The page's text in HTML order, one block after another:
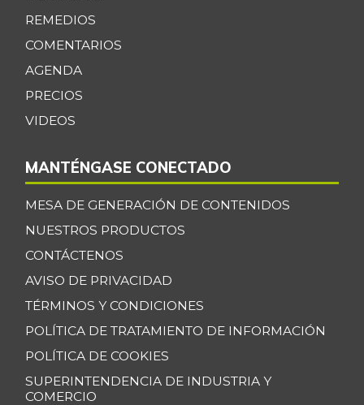
REMEDIOS
COMENTARIOS
AGENDA
PRECIOS
VIDEOS
MANTÉNGASE CONECTADO
MESA DE GENERACIÓN DE CONTENIDOS
NUESTROS PRODUCTOS
CONTÁCTENOS
AVISO DE PRIVACIDAD
TÉRMINOS Y CONDICIONES
POLÍTICA DE TRATAMIENTO DE INFORMACIÓN
POLÍTICA DE COOKIES
SUPERINTENDENCIA DE INDUSTRIA Y
COMERCIO